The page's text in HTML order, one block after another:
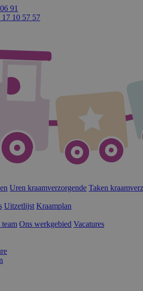
91
17 10 57 57
Uren kraamverzorgende Taken
Uitzetlijst Kraamplan
team Ons werkgebied Vacatures